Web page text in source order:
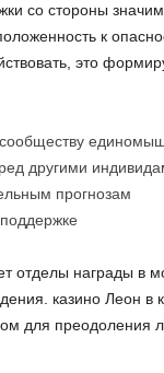
со стороны
к
это
другими
прогнозам
отделы награды в
казино Леон в
для преодоления